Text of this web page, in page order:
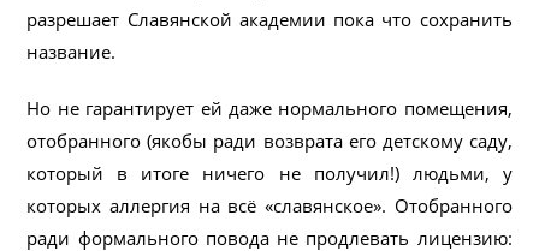
разрешает Славянской академии пока что сохранить
название.
Но не гарантирует ей даже нормального помещения,
отобранного (якобы ради возврата его детскому саду,
который в итоге ничего не получил!) людьми, у
которых аллергия на всё «славянское». Отобранного
ради формального повода не продлевать лицензию: